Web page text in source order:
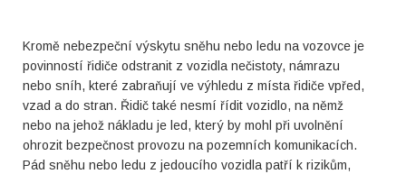
Kromě nebezpeční výskytu sněhu nebo ledu na vozovce je
povinností řidiče odstranit z vozidla nečistoty, námrazu
nebo sníh, které zabraňují ve výhledu z místa řidiče vpřed,
vzad a do stran. Řidič také nesmí řídit vozidlo, na němž
nebo na jehož nákladu je led, který by mohl při uvolnění
ohrozit bezpečnost provozu na pozemních komunikacích.
Pád sněhu nebo ledu z jedoucího vozidla patří k rizikům,